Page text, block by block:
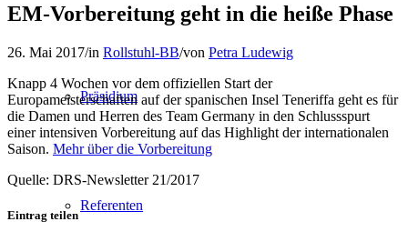
Präsidium
Referenten
EM-Vorbereitung geht in die heiße Phase
26. Mai 2017/in Rollstuhl-BB/von Petra Ludewig
Knapp 4 Wochen vor dem offiziellen Start der
Europameisterschaften auf der spanischen Insel Teneriffa geht es für
die Damen und Herren des Team Germany in den Schlussspurt
einer intensiven Vorbereitung auf das Highlight der internationalen
Saison. Mehr über die Vorbereitung
Quelle: DRS-Newsletter 21/2017
Eintrag teilen